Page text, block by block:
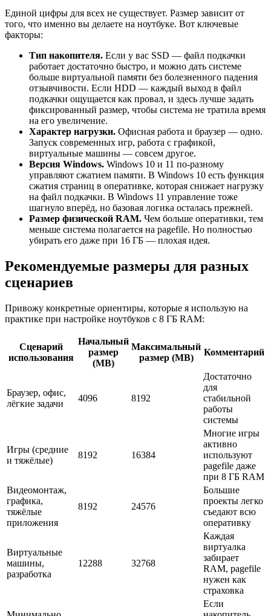
Единой цифры для всех не существует. Размер зависит от
того, что именно вы делаете на ноутбуке. Вот ключевые
факторы:
Тип накопителя. Если у вас SSD — файл подкачки
работает достаточно быстро, и можно дать системе
больше виртуальной памяти без болезненного падения
отзывчивости. Если HDD — каждый выход в файл
подкачки ощущается как провал, и здесь лучше задать
фиксированный размер, чтобы система не тратила время
на его увеличение.
Характер нагрузки. Офисная работа и браузер — одно.
Запуск современных игр, работа с графикой,
виртуальные машины — совсем другое.
Версия Windows. Windows 10 и 11 по-разному
управляют сжатием памяти. В Windows 10 есть функция
сжатия страниц в оперативке, которая снижает нагрузку
на файл подкачки. В Windows 11 управление тоже
шагнуло вперёд, но базовая логика осталась прежней.
Размер физической RAM. Чем больше оперативки, тем
меньше система полагается на pagefile. Но полностью
убирать его даже при 16 ГБ — плохая идея.
Рекомендуемые размеры для разных
сценариев
Привожу конкретные ориентиры, которые я использую на
практике при настройке ноутбуков с 8 ГБ RAM:
Сценарий
использования
Начальный
размер
(MB)
Максимальный
размер (MB)
Комментарий
Браузер, офис,
лёгкие задачи
4096 8192
Достаточно
для
стабильной
работы
системы
Игры (средние
и тяжёлые)
8192 16384
Многие игры
активно
используют
pagefile даже
при 8 ГБ RAM
Видеомонтаж,
графика,
тяжёлые
приложения
8192 24576
Большие
проекты легко
съедают всю
оперативку
Виртуальные
машины,
разработка
12288 32768
Каждая
виртуалка
забирает
RAM, pagefile
нужен как
страховка
Если